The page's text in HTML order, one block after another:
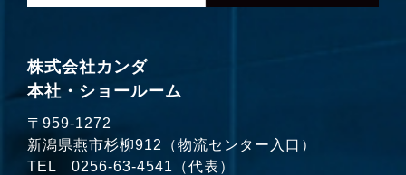
株式会社カンダ
本社・ショールーム
〒959-1272
新潟県燕市杉柳912（物流センター入口）
TEL 0256-63-4541
（代表）